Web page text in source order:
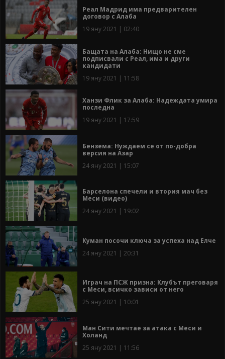
Реал Мадрид има предварителен
договор с Алаба
19 яну 2021 | 02:40
Бащата на Алаба: Нищо не сме
подписвали с Реал, има и други
кандидати
19 яну 2021 | 11:58
Ханзи Флик за Алаба: Надеждата умира
последна
19 яну 2021 | 17:59
Бензема: Нуждаем се от по-добра
версия на Азар
24 яну 2021 | 15:07
Барселона спечели и втория мач без
Меси (видео)
24 яну 2021 | 19:02
Куман посочи ключа за успеха над Елче
24 яну 2021 | 20:31
Играч на ПСЖ призна: Клубът преговаря
с Меси, всичко зависи от него
25 яну 2021 | 10:01
Ман Сити мечтае за атака с Меси и
Холанд
25 яну 2021 | 11:56